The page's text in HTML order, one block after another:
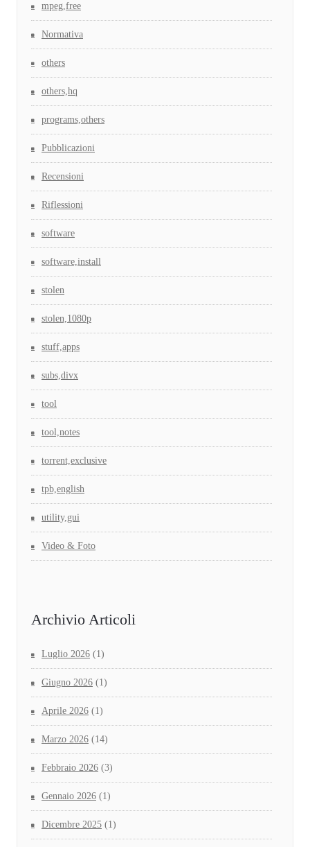
mpeg,free
Normativa
others
others,hq
programs,others
Pubblicazioni
Recensioni
Riflessioni
software
software,install
stolen
stolen,1080p
stuff,apps
subs,divx
tool
tool,notes
torrent,exclusive
tpb,english
utility,gui
Video & Foto
Archivio Articoli
Luglio 2026 (1)
Giugno 2026 (1)
Aprile 2026 (1)
Marzo 2026 (14)
Febbraio 2026 (3)
Gennaio 2026 (1)
Dicembre 2025 (1)